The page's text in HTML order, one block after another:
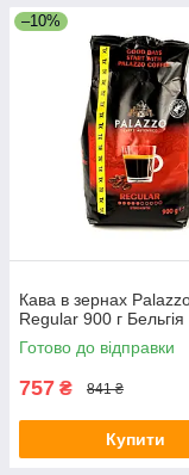
–10%
Кава в зернах
Regular 900 г Бельгія
Готово до відправки
757 ₴ 841 ₴
Купити